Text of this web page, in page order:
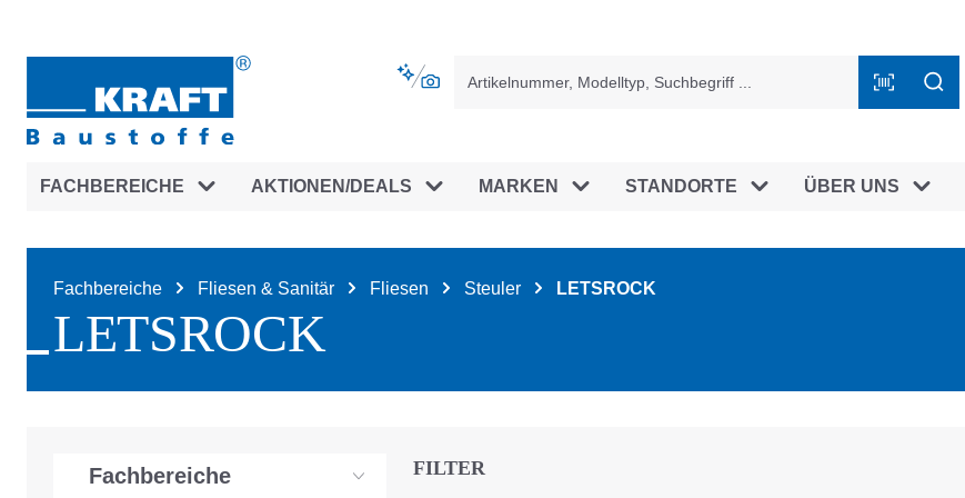
FACHBEREICHE AKTIONEN/DEALS MARKEN STANDORTE ÜBER UNS
Fachbereiche Fliesen & Sanitär Fliesen Steuler LETSROCK
LETSROCK
Fachbereiche FILTER